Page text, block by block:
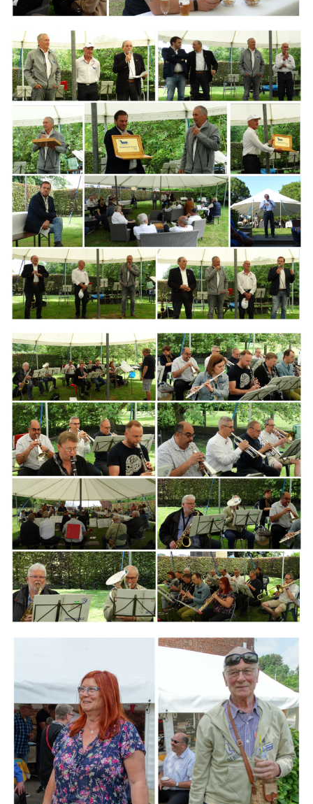
Branding
ARMCHAIR
Branding
ARMCHAIR
Branding